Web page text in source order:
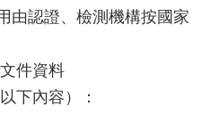
由認證、檢測機構按國家
件資料
下內容）：